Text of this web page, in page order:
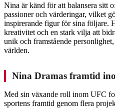
Nina är känd för att balansera sitt
passioner och värderingar, vilket
inspirerande figur för sina följare.
kreativitet och en stark vilja att
unik och framstående
världen.
Nina Dramas framtid
Med sin växande roll inom UFC
sportens framtid genom flera